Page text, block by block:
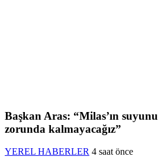
Başkan Aras: “Milas’ın
zorunda kalmayacağız”
YEREL HABERLER 4 saat önce